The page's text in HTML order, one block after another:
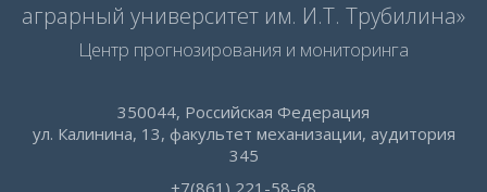
аграрный университет им. И.Т. Трубилина»
Центр прогнозирования и мониторинга
350044, Российская Федерация
ул. Калинина, 13, факультет механизации, аудитория
345
+7(861) 221-58-68